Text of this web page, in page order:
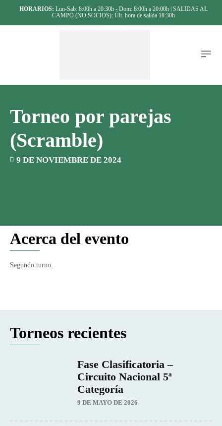
HORARIOS: Lun-Sab: 8:00h a 20:30h - Dom: 8:00h a 20:00h | SALIDAS AL
CAMPO (NO SOCIOS): Últ. hora de salida 18:30h
Torneo por parejas
(Scramble)
9 DE NOVIEMBRE DE 2024
Acerca del evento
Segundo turno.
Torneos recientes
Fase Clasificatoria –
Circuito Nacional 5ª
Categoría
9 DE MAYO DE 2026